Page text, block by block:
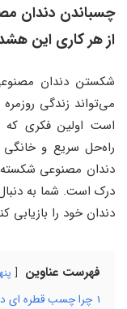
چسباندن دندان
از هر کاری این
شکستن دندان
می‌تواند زندگی
است اولین فکری
راه‌حل سریع و خانگی
دندان مصنوعی شکسته
درک است. شما به
دندان خود را بازیابی
فهرست عناوین
1 چرا چسب قطره ای